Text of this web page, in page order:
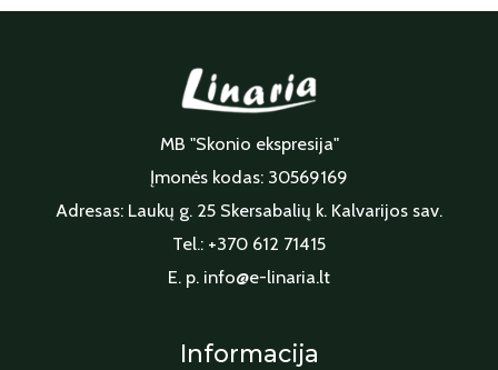
MB "Skonio ekspresija"
Įmonės kodas: 30569169
Adresas: Laukų g. 25 Skersabalių k. Kalvarijos sav.
Tel.: +370 612 71415
E. p. info@e-linaria.lt
Informacija